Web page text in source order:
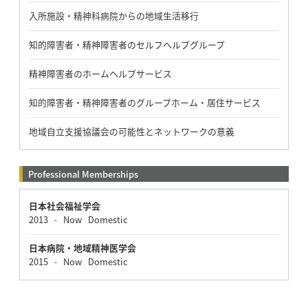
入所施設・精神科病院からの地域生活移行
知的障害者・精神障害者のセルフヘルプグループ
精神障害者のホームヘルプサービス
知的障害者・精神障害者のグループホーム・居住サービス
地域自立支援協議会の可能性とネットワークの意義
Professional Memberships
日本社会福祉学会
2013 - NowDomestic
日本病院・地域精神医学会
2015 - NowDomestic